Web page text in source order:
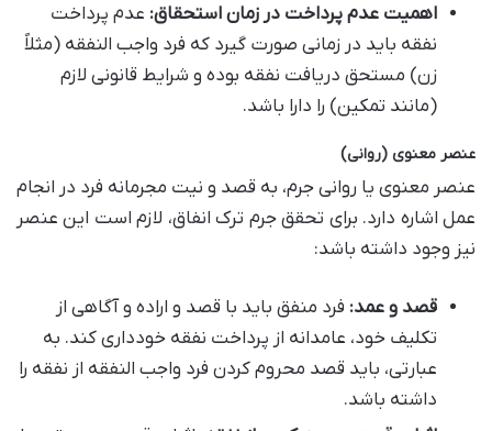
اهمیت عدم پرداخت در زمان استحقاق: عدم پرداخت
نفقه باید در زمانی صورت گیرد که فرد واجب النفقه (مثلاً
زن) مستحق دریافت نفقه بوده و شرایط قانونی لازم
(مانند تمکین) را دارا باشد.
عنصر معنوی (روانی)
عنصر معنوی یا روانی جرم، به قصد و نیت مجرمانه فرد در انجام
عمل اشاره دارد. برای تحقق جرم ترک انفاق، لازم است این عنصر
نیز وجود داشته باشد:
قصد و عمد: فرد منفق باید با قصد و اراده و آگاهی از
تکلیف خود، عامدانه از پرداخت نفقه خودداری کند. به
عبارتی، باید قصد محروم کردن فرد واجب النفقه از نفقه را
داشته باشد.